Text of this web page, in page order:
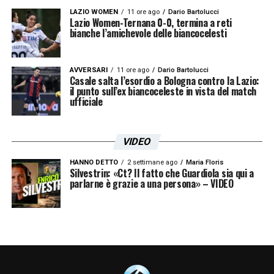
LAZIO WOMEN 11 ore ago Dario Bartolucci
Lazio Women-Ternana 0-0, termina a reti
bianche l’amichevole delle biancocelesti
AVVERSARI 11 ore ago Dario Bartolucci
Casale salta l’esordio a Bologna contro la Lazio:
il punto sull’ex biancoceleste in vista del match
ufficiale
VIDEO
HANNO DETTO 2 settimane ago Maria Floris
Silvestrin: «Ct? Il fatto che Guardiola sia qui a
parlarne è grazie a una persona» – VIDEO